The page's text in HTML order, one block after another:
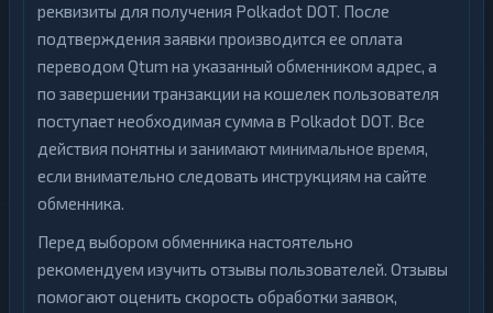
реквизиты для получения Polkadot DOT. После
подтверждения заявки производится ее оплата
переводом Qtum на указанный обменником адрес, а
по завершении транзакции на кошелек пользователя
поступает необходимая сумма в Polkadot DOT. Все
действия понятны и занимают минимальное время,
если внимательно следовать инструкциям на сайте
обменника.
Перед выбором обменника настоятельно
рекомендуем изучить отзывы пользователей. Отзывы
помогают оценить скорость обработки заявок,